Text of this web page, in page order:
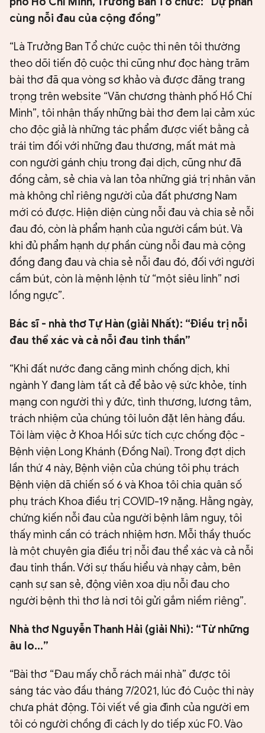
cùng nỗi đau của cộng đồng”
“Là Trưởng Ban Tổ chức cuộc thi nên tôi thường
theo dõi tiến độ cuộc thi cũng như đọc hàng trăm
bài thơ đã qua vòng sơ khảo và được đăng trang
trọng trên website “Văn chương thành phố Hồ Chí
Minh”, tôi nhận thấy những bài thơ đem lại cảm xúc
cho độc giả là những tác phẩm được viết bằng cả
trái tim đối với những đau thương, mất mát mà
con người gánh chịu trong đại dịch, cũng như đã
đồng cảm, sẻ chia và lan tỏa những giá trị nhân văn
mà không chỉ riêng người của đất phương Nam
mới có được. Hiện diện cùng nỗi đau và chia sẻ nỗi
đau đó, còn là phẩm hạnh của người cầm bút. Và
khi đủ phẩm hạnh dự phần cùng nỗi đau mà cộng
đồng đang đau và chia sẻ nỗi đau đó, đối với người
cầm bút, còn là mệnh lệnh từ “một siêu linh” nơi
lồng ngực”.
Bác sĩ - nhà thơ Tự Hàn (giải Nhất): “Điều trị nỗi
đau thể xác và cả nỗi đau tinh thần”
“Khi đất nước đang căng mình chống dịch, khi
ngành Y đang làm tất cả để bảo vệ sức khỏe, tính
mạng con người thì y đức, tình thương, lương tâm,
trách nhiệm của chúng tôi luôn đặt lên hàng đầu.
Tôi làm việc ở Khoa Hồi sức tích cực chống độc -
Bệnh viện Long Khánh (Đồng Nai). Trong đợt dịch
lần thứ 4 này, Bệnh viện của chúng tôi phụ trách
Bệnh viện dã chiến số 6 và Khoa tôi chia quân số
phụ trách Khoa điều trị COVID-19 nặng. Hằng ngày,
chứng kiến nỗi đau của người bệnh lâm nguy, tôi
thấy mình cần có trách nhiệm hơn. Mỗi thầy thuốc
là một chuyên gia điều trị nỗi đau thể xác và cả nỗi
đau tinh thần. Với sự thấu hiểu và nhạy cảm, bên
cạnh sự san sẻ, động viên xoa dịu nỗi đau cho
người bệnh thì thơ là nơi tôi gửi gắm niềm riêng”.
Nhà thơ Nguyễn Thanh Hải (giải Nhì): “Từ những
âu lo...”
“Bài thơ “Đau mấy chỗ rách mái nhà” được tôi
sáng tác vào đầu tháng 7/2021, lúc đó Cuộc thi này
chưa phát động. Tôi viết về gia đình của người em
tôi có người chồng đi cách ly do tiếp xúc F0. Vào